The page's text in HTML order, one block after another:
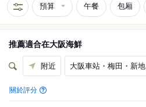
預算 午餐 包厢
推薦適合在大阪海鮮
附近 大阪車站・梅田・新地
關於評分